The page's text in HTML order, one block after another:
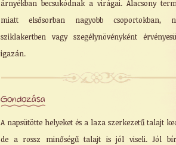
árnyékban becsukódnak a virágai. Alacsony
miatt elsősorban nagyobb csoportokban,
sziklakertben vagy szegélynövényként
igazán.
Gondozása
A napsütötte helyeket és a laza szerkezetű talajt
de a rossz minőségű talajt is jól viseli. Jól